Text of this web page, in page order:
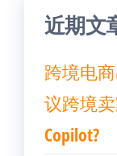
近期文
跨境电
议跨境
Copilot?